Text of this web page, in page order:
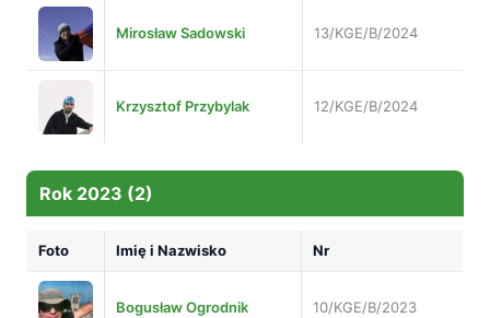
Mirosław Sadowski 13/KGE/B/2024
Krzysztof Przybylak 12/KGE/B/2024
Rok 2023 (2)
Foto Imię i Nazwisko Nr
Bogusław Ogrodnik 10/KGE/B/2023